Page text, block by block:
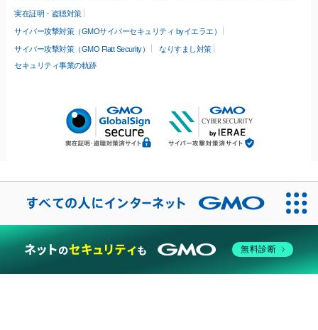
実在証明・盗聴対策
サイバー攻撃対策（GMOサイバーセキュリティ byイエラエ）
サイバー攻撃対策（GMO Flatt Security）
なりすまし対策
セキュリティ事業の軌跡
無料診断